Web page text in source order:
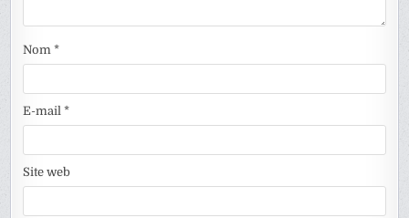
Nom*
E-mail*
Site web